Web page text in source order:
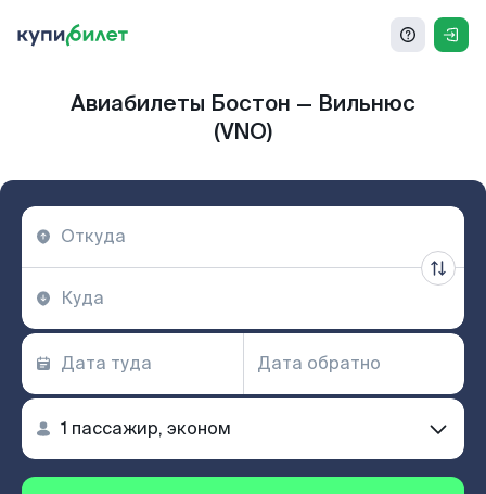
Авиабилеты Бостон — Вильнюс
(VNO)